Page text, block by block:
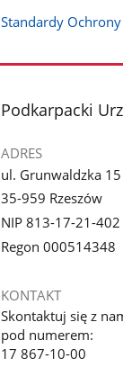
Standardy
stopka
Podkarpacki
ADRES
ul. Grunwaldzka 15
35-959 Rzeszów
NIP 813-17-21-402
Regon 000514348
KONTAKT
Skontaktuj się z
pod numerem:
17 867-10-00